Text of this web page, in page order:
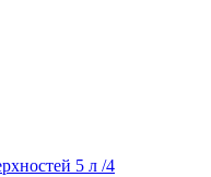
5 л /4